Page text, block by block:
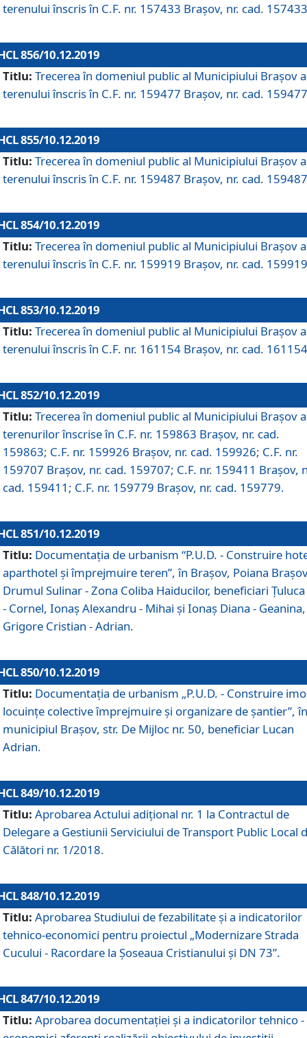
terenului înscris în C.F. nr. 157433 Brașov, nr. cad.
856/10.12.2019
Titlu: Trecerea în domeniul public al Municipiului Braşov a
terenului înscris în C.F. nr. 159477 Brașov, nr. cad.
855/10.12.2019
Titlu: Trecerea în domeniul public al Municipiului Braşov a
terenului înscris în C.F. nr. 159487 Brașov, nr. cad.
854/10.12.2019
Titlu: Trecerea în domeniul public al Municipiului Braşov a
terenului înscris în C.F. nr. 159919 Brașov, nr. cad.
853/10.12.2019
Titlu: Trecerea în domeniul public al Municipiului Braşov a
terenului înscris în C.F. nr. 161154 Brașov, nr. cad.
852/10.12.2019
Titlu: Trecerea în domeniul public al Municipiului Braşov a
terenurilor înscrise în C.F. nr. 159863 Brașov, nr. cad.
159863; C.F. nr. 159926 Brașov, nr. cad. 159926; C.F. nr.
159707 Brașov, nr. cad. 159707; C.F. nr. 159411 Brașov,
cad. 159411; C.F. nr. 159779 Brașov, nr. cad. 159779.
851/10.12.2019
Titlu: Documentaţia de urbanism “P.U.D. - Construire
aparthotel şi împrejmuire teren”, în Braşov, Poiana
Drumul Sulinar - Zona Coliba Haiducilor, beneficiari
- Cornel, Ionaş Alexandru - Mihai şi Ionaş Diana - Geanina,
Grigore Cristian - Adrian.
850/10.12.2019
Titlu: Documentaţia de urbanism „P.U.D. - Construire
locuințe colective împrejmuire și organizare de șantier”, în
municipiul Braşov, str. De Mijloc nr. 50, beneficiar Lucan
Adrian.
849/10.12.2019
Titlu: Aprobarea Actului adiţional nr. 1 la Contractul de
Delegare a Gestiunii Serviciului de Transport Public Local
Călători nr. 1/2018.
848/10.12.2019
Titlu: Aprobarea Studiului de fezabilitate şi a indicatorilor
tehnico-economici pentru proiectul „Modernizare Strada
Cucului - Racordare la Șoseaua Cristianului și DN 73”.
847/10.12.2019
Titlu: Aprobarea documentației și a indicatorilor tehnico -